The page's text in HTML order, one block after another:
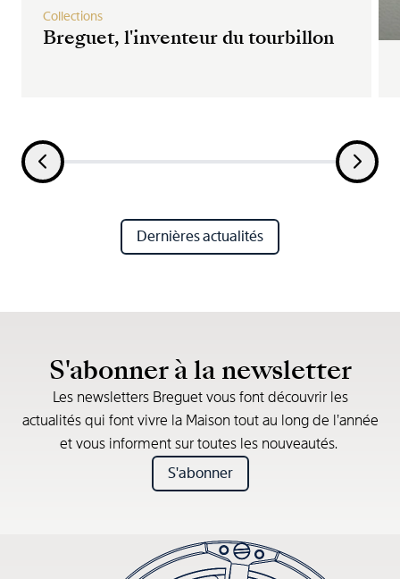
Breguet, l'inventeur du tourbillon
Collections
Dernières actualités
S'abonner à la newsletter
Les newsletters Breguet vous font découvrir les
actualités qui font vivre la Maison tout au long de l’année
et vous informent sur toutes les nouveautés.
S'abonner